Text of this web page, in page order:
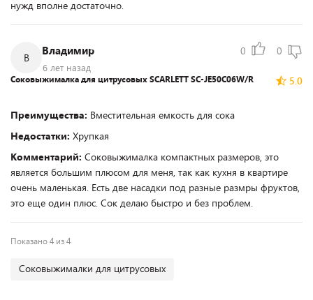
нужд вполне достаточно.
В
Владимир
6 лет назад
0 0
5.0
Соковыжималка для цитрусовых SCARLETT SC-JE50C06W/R
Преимущества: Вместительная емкость для сока
Недостатки: Хрупкая
Комментарий: Соковыжималка компактных размеров, это
является большим плюсом для меня, так как кухня в квартире
очень маленькая. Есть две насадки под разные размры фруктов,
это еще один плюс. Сок делаю быстро и без проблем.
Показано 4 из 4
Соковыжималки для цитрусовых